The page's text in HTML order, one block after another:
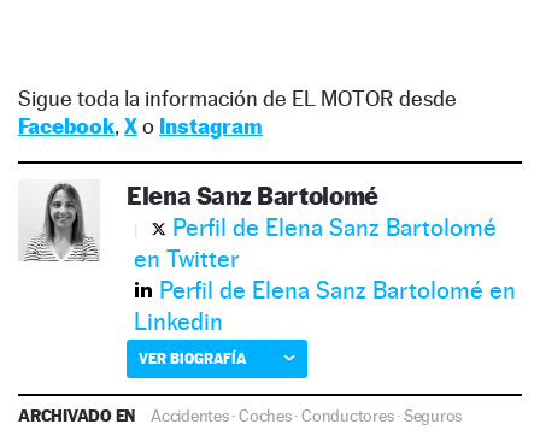
Sigue toda la información de EL MOTOR desde
Facebook, Xo Instagram
Elena Sanz Bartolomé
Perfil de Elena Sanz Bartolomé
en Twitter
Perfil de Elena Sanz Bartolomé en
Linkedin
VER BIOGRAFÍA
ARCHIVADO EN Accidentes·Coches·Conductores·Seguros